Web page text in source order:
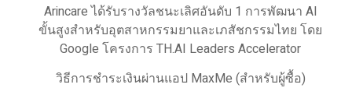
Arincare ได้รับรางวัลชนะเลิศอันดับ 1 การพัฒนา AI
ขั้นสูงสำหรับอุตสาหกรรมยาและเภสัชกรรมไทย โดย
Google โครงการ TH.AI Leaders Accelerator
วิธีการชำระเงินผ่านแอป MaxMe (สำหรับผู้ซื้อ)